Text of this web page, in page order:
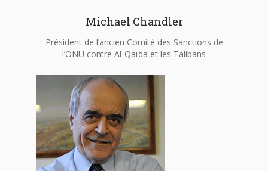
Michael Chandler
Président de l’ancien Comité des Sanctions de
l’ONU contre Al-Qaïda et les Talibans